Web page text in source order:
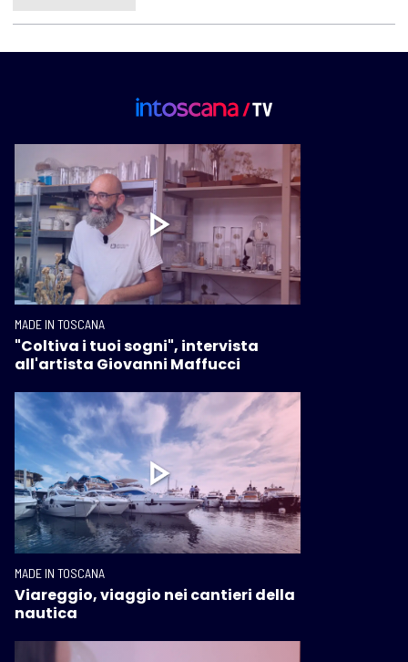
MADE IN TOSCANA
"Coltiva i tuoi sogni", intervista
all'artista Giovanni Maffucci
MADE IN TOSCANA
Viareggio, viaggio nei cantieri della
nautica